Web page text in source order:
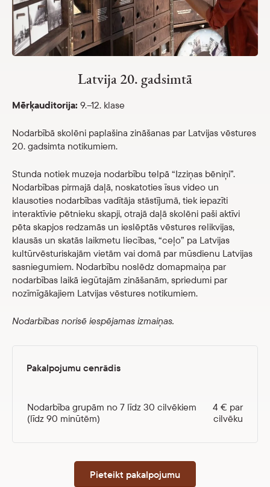
Veikals
eMuzejs
Latvija 20. gadsimtā
Mērķauditorija: 9.–12. klase
Nodarbībā skolēni paplašina zināšanas par Latvijas vēstures
20. gadsimta notikumiem.
Stunda notiek muzeja nodarbību telpā “Izziņas bēniņi”.
Nodarbības pirmajā daļā, noskatoties īsus video un
klausoties nodarbības vadītāja stāstījumā, tiek iepazīti
interaktīvie pētnieku skapji, otrajā daļā skolēni paši aktīvi
pēta skapjos redzamās un ieslēptās vēstures relikvijas,
klausās un skatās laikmetu liecības, “ceļo” pa Latvijas
kultūrvēsturiskajām vietām vai domā par mūsdienu Latvijas
sasniegumiem. Nodarbību noslēdz domapmaiņa par
nodarbības laikā iegūtajām zināšanām, spriedumi par
nozīmīgākajiem Latvijas vēstures notikumiem.
Nodarbības norisē iespējamas izmaiņas.
Pakalpojumu cenrādis
Nodarbība grupām no 7 līdz 30 cilvēkiem
(līdz 90 minūtēm)
4 € par
cilvēku
Pieteikt pakalpojumu